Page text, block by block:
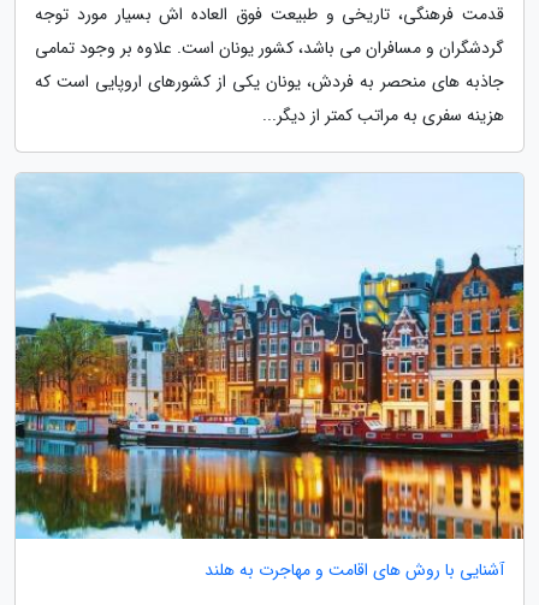
قدمت فرهنگی، تاریخی و طبیعت فوق العاده اش بسیار مورد توجه
گردشگران و مسافران می باشد، کشور یونان است. علاوه بر وجود تمامی
جاذبه های منحصر به فردش، یونان یکی از کشورهای اروپایی است که
هزینه سفری به مراتب کمتر از دیگر...
آشنایی با روش های اقامت و مهاجرت به هلند